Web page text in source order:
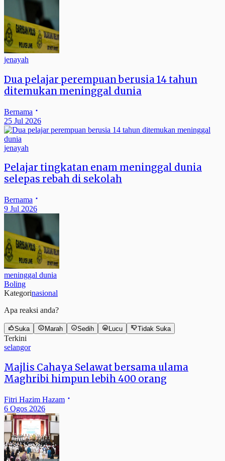
jenayah
Dua pelajar perempuan berusia 14 tahun
ditemukan meninggal dunia
Bernama
25 Jul 2026
jenayah
Pelajar tingkatan enam meninggal dunia
selepas rebah di sekolah
Bernama
9 Jul 2026
meninggal dunia
Boling
Kategorinasional
Apa reaksi anda?
Suka Marah Sedih Lucu Tidak Suka
Terkini
selangor
Majlis Cahaya Selawat bersama ulama
Maghribi himpun lebih 400 orang
Fitri Hazim Hazam
6 Ogos 2026